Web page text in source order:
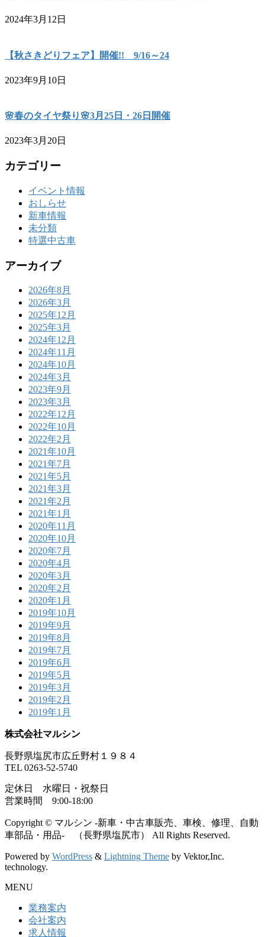
2024年3月12日
【秋さきどりフェア】開催!! 9/16～24
2023年9月10日
🌸春のタイヤ祭り🌸3月25日・26日開催
2023年3月20日
カテゴリー
イベント情報
おしらせ
新車情報
未分類
特選中古車
アーカイブ
2026年8月
2026年3月
2025年12月
2025年3月
2024年12月
2024年11月
2024年10月
2024年3月
2023年9月
2023年3月
2022年12月
2022年10月
2022年2月
2021年10月
2021年7月
2021年5月
2021年3月
2021年2月
2021年1月
2020年11月
2020年10月
2020年7月
2020年4月
2020年3月
2020年2月
2020年1月
2019年10月
2019年9月
2019年8月
2019年7月
2019年6月
2019年5月
2019年3月
2019年2月
2019年1月
株式会社マルシン
長野県塩尻市広丘野村１９８４
TEL 0263-52-5740
定休日 水曜日・祝祭日
営業時間 9:00-18:00
Copyright © マルシン -新車・中古車販売、車検、修理、自動
車部品・用品- （長野県塩尻市） All Rights Reserved.
Powered by WordPress & Lightning Theme by Vektor,Inc.
technology.
MENU
業務案内
会社案内
求人情報